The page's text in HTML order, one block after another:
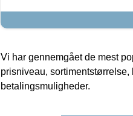
Vi har gennemgået de mest
prisniveau,
betalingsmuligheder.